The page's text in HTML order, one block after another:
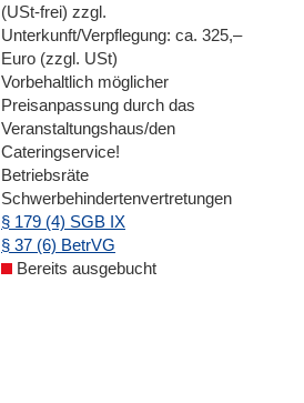
(USt-frei) zzgl.
Unterkunft/Verpflegung: ca. 325,–
Euro (zzgl. USt)
Vorbehaltlich möglicher
Preisanpassung durch das
Veranstaltungshaus/den
Cateringservice!
Betriebsräte
Schwerbehindertenvertretungen
§ 179 (4) SGB IX
§ 37 (6) BetrVG
Bereits ausgebucht